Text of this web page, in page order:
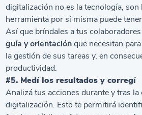
digitalización no es la tecnología,
herramienta por sí misma puede
Así que bríndales a tus
guía y orientaciónque necesitan
la gestión de sus tareas y, en
productividad.
#5. Medí los resultados y corregí
Analizá tus acciones durante y tras
digitalización. Esto te permitirá